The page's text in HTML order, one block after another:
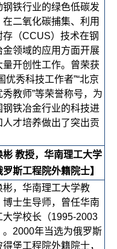
钢铁行业的绿色低碳发
在二氧化碳捕集、利用
存（CCUS）技术在钢
金领域的应用方面开展
量开创性工作。曾荣获
优秀科技工作者”“北京
秀教师”等荣誉称号，为
钢铁冶金行业的科技进
人才培养做出了突出贡
彬 教授，华南理工大学
罗斯工程院外籍院士】
彬，华南理工大学教
博士生导师，曾任华南
大学校长（1995-2003
。2000年当选为俄罗斯
得堡工程院外籍院士，